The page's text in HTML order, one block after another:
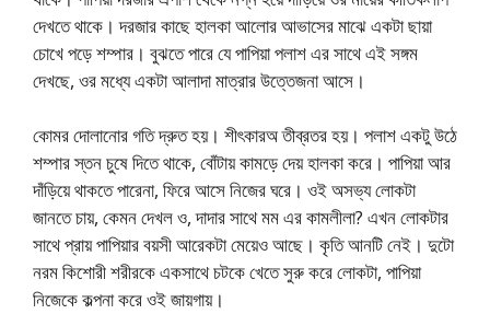
দেখতে থাকে। দরজার কাছে হালকা আলোর আভাসের মাঝে একটা ছায়া
চোখে পড়ে শম্পার। বুঝতে পারে যে পাপিয়া পলাশ এর সাথে এই সঙ্গম
দেখছে, ওর মধ্যে একটা আলাদা মাত্রার উত্তেজনা আসে।
কোমর দোলানোর গতি দ্রুত হয়। শীৎকারঅ তীব্রতর হয়। পলাশ একটু উঠে
শম্পার স্তন চুষে দিতে থাকে, বোঁটায় কামড়ে দেয় হালকা করে। পাপিয়া আর
দাঁড়িয়ে থাকতে পারেনা, ফিরে আসে নিজের ঘরে। ওই অসভ্য লোকটা
জানতে চায়, কেমন দেখল ও, দাদার সাথে মম এর কামলীলা? এখন লোকটার
সাথে প্রায় পাপিয়ার বয়সী আরেকটা মেয়েও আছে। কৃতি আনটি নেই। দুটো
নরম কিশোরী শরীরকে একসাথে চটকে খেতে সুরু করে লোকটা, পাপিয়া
নিজেকে কল্পনা করে ওই জায়গায়।